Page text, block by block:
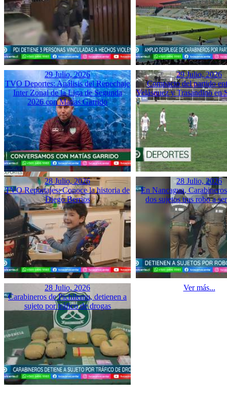
29 Julio, 2026
TVO Deportes: Análisis del Repechaje
Inter Zonal de la Liga de Segunda
2026 con Matías Garrido
29 Julio, 2026
Compacto del partido
Velásquez y Trasandino en
28 Julio, 2026
TVO Reportajes: Conoce la historia de
Diego Berrios
28 Julio, 2026
En Nancagua,
dos sujetos tras robo a
28 Julio, 2026
Carabineros de Pichilemu, detienen a
sujeto por tráfico de drogas
Ver más...